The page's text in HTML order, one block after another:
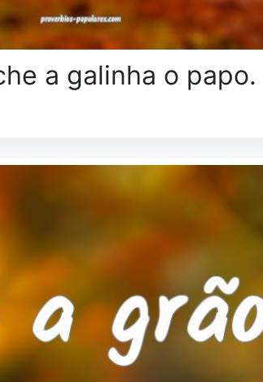
a galinha o papo.